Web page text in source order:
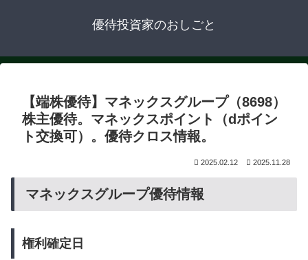
優待投資家のおしごと
【端株優待】マネックスグループ（8698）
株主優待。マネックスポイント（dポイン
ト交換可）。優待クロス情報。
2025.02.12 2025.11.28
マネックスグループ優待情報
権利確定日